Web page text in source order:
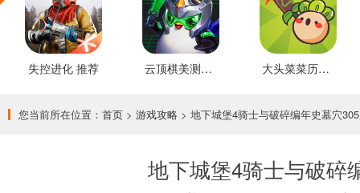
失控进化 推荐 云顶棋美测服 最新版 大头菜菜历险记 好玩的
您当前所在位置： 首页 > 游戏攻略 > 地下城堡4骑士与破碎编年史墓穴
地下城堡4骑士与破碎